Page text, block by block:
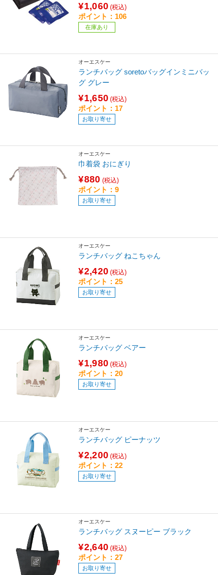
¥1,060 (税込)
ポイント：106
在庫あり
オーエスケー
ランチバッグ soretoバッグインミニバッ
グ グレー
¥1,650 (税込)
ポイント：17
お取り寄せ
オーエスケー
巾着袋 おにぎり
¥880 (税込)
ポイント：9
お取り寄せ
オーエスケー
ランチバッグ ねこちゃん
¥2,420 (税込)
ポイント：25
お取り寄せ
オーエスケー
ランチバッグ ベアー
¥1,980 (税込)
ポイント：20
お取り寄せ
オーエスケー
ランチバッグ ピーナッツ
¥2,200 (税込)
ポイント：22
お取り寄せ
オーエスケー
ランチバッグ スヌーピー ブラック
¥2,640 (税込)
ポイント：27
お取り寄せ